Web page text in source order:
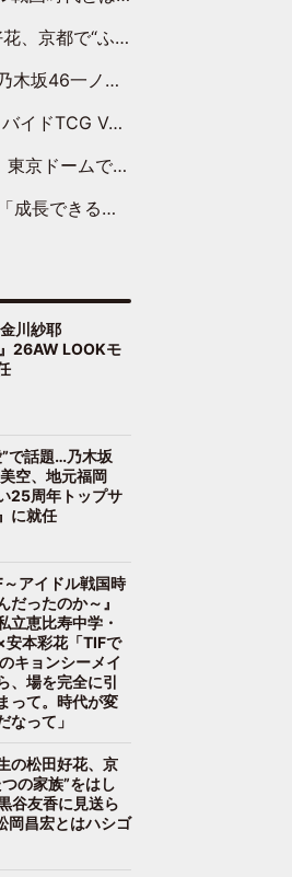
友香に見送られ、“父”松岡昌宏とはハシゴ酒
25周年トップサポーター』に就任
真佑が『京まふ』ステージに登壇
るアイドル」は元VENUSスクール生で杉内コーチ推し⁉
優「何度見ても飽きない公演に」
川紗耶
26AW LOOKモ
で話題…乃木坂
空、地元福岡
25周年トップサ
に就任
～アイドル戦国時
だったのか～』
立恵比寿中学・
安本彩花「TIFで
キョンシーメイ
、場を完全に引
って。時代が変
なって」
の松田好花、京
の家族”をはし
谷友香に見送ら
岡昌宏とはハシゴ